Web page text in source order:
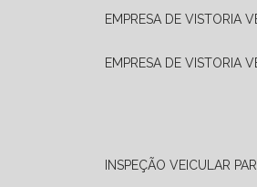
EMPRESA DE VISTORIA
EMPRESA DE VISTORIA
INSPEÇÃO VEICULAR